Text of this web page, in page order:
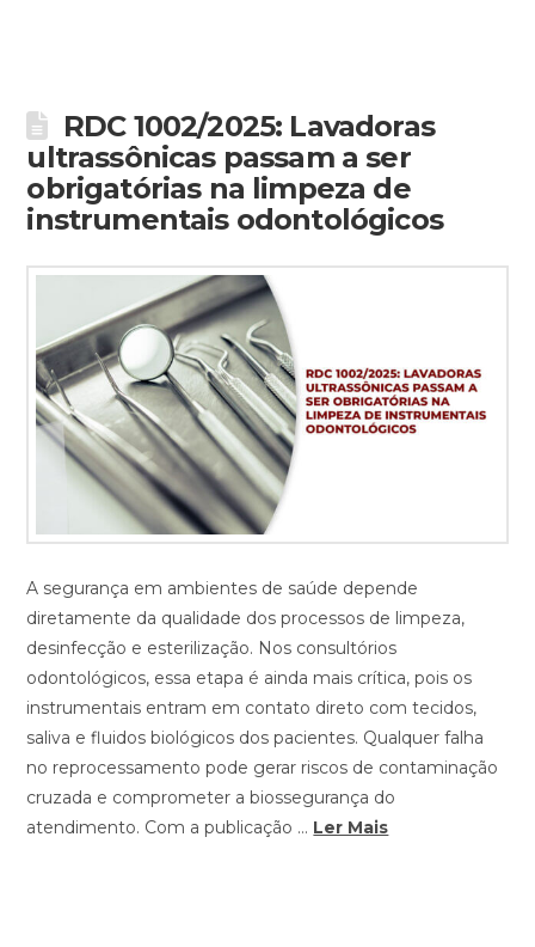
RDC 1002/2025: Lavadoras
ultrassônicas passam a ser
obrigatórias na limpeza de
instrumentais odontológicos
A segurança em ambientes de saúde depende
diretamente da qualidade dos processos de limpeza,
desinfecção e esterilização. Nos consultórios
odontológicos, essa etapa é ainda mais crítica, pois os
instrumentais entram em contato direto com tecidos,
saliva e fluidos biológicos dos pacientes. Qualquer falha
no reprocessamento pode gerar riscos de contaminação
cruzada e comprometer a biossegurança do
atendimento. Com a publicação … Ler Mais